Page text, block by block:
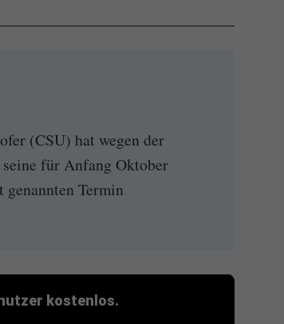
(CSU) hat wegen der
für Anfang Oktober
Termin
kostenlos.